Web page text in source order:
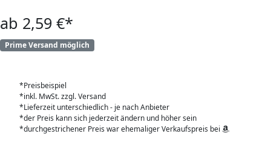
ab 2,59 €*
Prime Versand möglich
*Preisbeispiel
*inkl. MwSt. zzgl. Versand
*Lieferzeit unterschiedlich - je nach Anbieter
*der Preis kann sich jederzeit ändern und höher sein
*durchgestrichener Preis war ehemaliger Verkaufspreis bei